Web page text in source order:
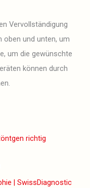
Vervollständigung
oben und unten, um
um die gewünschte
können durch
richtig
| SwissDiagnostic